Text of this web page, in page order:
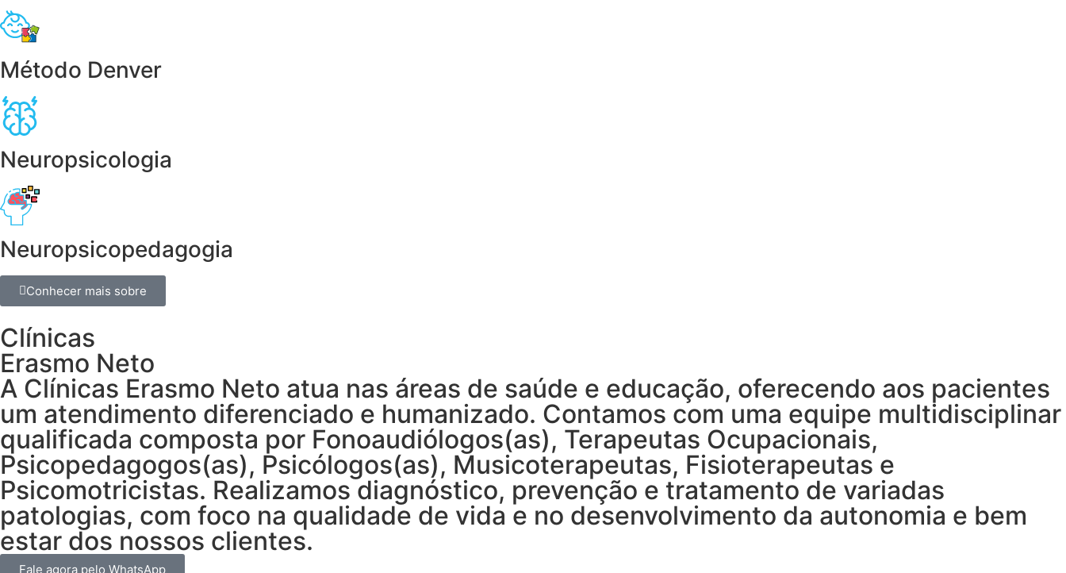
Método Denver
Neuropsicologia
Neuropsicopedagogia
Conhecer mais sobre
Clínicas
Erasmo Neto
A Clínicas Erasmo Neto atua nas áreas de saúde e educação, oferecendo aos pacientes
um atendimento diferenciado e humanizado. Contamos com uma equipe multidisciplinar
qualificada composta por Fonoaudiólogos(as), Terapeutas Ocupacionais,
Psicopedagogos(as), Psicólogos(as), Musicoterapeutas, Fisioterapeutas e
Psicomotricistas. Realizamos diagnóstico, prevenção e tratamento de variadas
patologias, com foco na qualidade de vida e no desenvolvimento da autonomia e bem
estar dos nossos clientes.
Fale agora pelo WhatsApp